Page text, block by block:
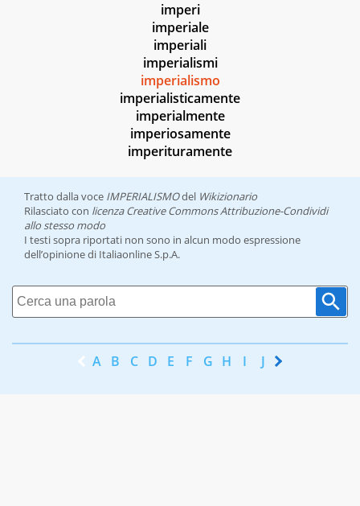
imperi
imperiale
imperiali
imperialismi
imperialismo
imperialisticamente
imperialmente
imperiosamente
imperituramente
Tratto dalla voce IMPERIALISMOdel Wikizionario
Rilasciato con licenza Creative Commons Attribuzione-Condividi
allo stesso modo
I testi sopra riportati non sono in alcun modo espressione
dell’opinione di Italiaonline S.p.A.
A B C D E F G H I J K